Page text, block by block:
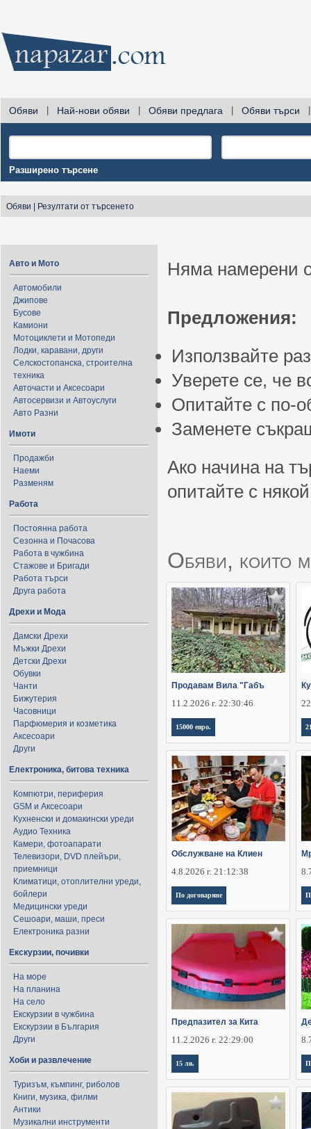
Обяви Най-нови обяви Обяви предлага Обяви търси
Разширено търсене
Обяви Резултати от търсенето
Авто и Мото
Автомобили
Джипове
Бусове
Камиони
Мотоциклети и Мотопеди
Лодки, каравани, други
Селскостопанска, строителна
техника
Авточасти и Аксесоари
Автосервизи и Автоуслуги
Авто Разни
Имоти
Продажби
Наеми
Разменям
Работа
Постоянна работа
Сезонна и Почасова
Работа в чужбина
Стажове и Бригади
Работа търси
Друга работа
Дрехи и Мода
Дамски Дрехи
Мъжки Дрехи
Детски Дрехи
Обувки
Чанти
Бижутерия
Часовници
Парфюмерия и козметика
Аксесоари
Други
Електроника, битова техника
Компютри, периферия
GSM и Аксесоари
Кухненски и домакински уреди
Аудио Техника
Камери, фотоапарати
Телевизори, DVD плейъри,
приемници
Климатици, отоплителни уреди,
бойлери
Медицински уреди
Сешоари, маши, преси
Електроника разни
Екскурзии, почивки
На море
На планина
На село
Екскурзии в чужбина
Екскурзии в България
Други
Хоби и развлечение
Туризъм, къмпинг, риболов
Книги, музика, филми
Антики
Музикални инструменти
Няма намерени
Предложения:
Използвайте
Уверете се, че
Опитайте с по-
Заменете
Ако начина на
опитайте с
Обяви, които
Продавам Вила "Габъ
11.2.2026 г. 22:30:46
15000 евро.
Обслужване на Клиен
4.8.2026 г. 21:12:38
По договаряне
Предпазител за Кита
11.2.2026 г. 22:29:00
15 лв.